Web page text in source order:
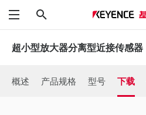
菜单
超小型放大器分离型近接传感器
概述 产品规格 型号 下载